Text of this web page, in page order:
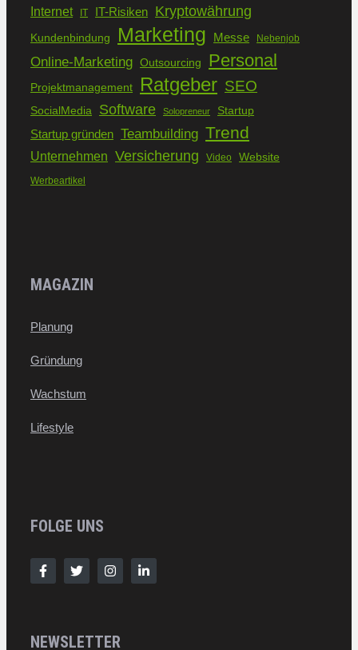
Internet IT IT-Risiken Kryptowährung
Kundenbindung Marketing Messe Nebenjob
Online-Marketing Outsourcing Personal
Projektmanagement Ratgeber SEO
SocialMedia Software Solopreneur Startup
Startup gründen Teambuilding Trend
Unternehmen Versicherung Video Website
Werbeartikel
MAGAZIN
Planung
Gründung
Wachstum
Lifestyle
FOLGE UNS
NEWSLETTER